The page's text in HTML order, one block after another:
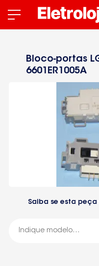
Bloco-portas
6601ER1005A
Saiba se esta